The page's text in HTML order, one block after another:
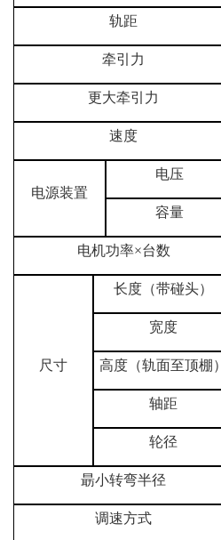
轨距
牵引力
更大牵引力
速度
电源装置
电压
容量
电机功率×台数
尺寸
长度（带碰头）
宽度
高度（轨面至顶棚）
轴距
轮径
朂小转弯半径
调速方式